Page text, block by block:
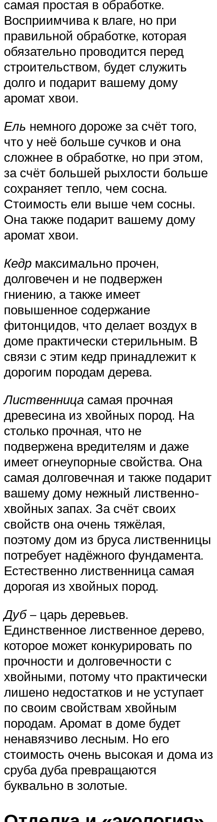
самая простая в обработке.
Восприимчива к влаге, но при
правильной обработке, которая
обязательно проводится перед
строительством, будет служить
долго и подарит вашему дому
аромат хвои.
Ель немного дороже за счёт того,
что у неё больше сучков и она
сложнее в обработке, но при этом,
за счёт большей рыхлости больше
сохраняет тепло, чем сосна.
Стоимость ели выше чем сосны.
Она также подарит вашему дому
аромат хвои.
Кедр максимально прочен,
долговечен и не подвержен
гниению, а также имеет
повышенное содержание
фитонцидов, что делает воздух в
доме практически стерильным. В
связи с этим кедр принадлежит к
дорогим породам дерева.
Лиственница самая прочная
древесина из хвойных пород. На
столько прочная, что не
подвержена вредителям и даже
имеет огнеупорные свойства. Она
самая долговечная и также подарит
вашему дому нежный лиственно-
хвойных запах. За счёт своих
свойств она очень тяжёлая,
поэтому дом из бруса лиственницы
потребует надёжного фундамента.
Естественно лиственница самая
дорогая из хвойных пород.
Дуб– царь деревьев.
Единственное лиственное дерево,
которое может конкурировать по
прочности и долговечности с
хвойными, потому что практически
лишено недостатков и не уступает
по своим свойствам хвойным
породам. Аромат в доме будет
ненавязчиво лесным. Но его
стоимость очень высокая и дома из
сруба дуба превращаются
буквально в золотые.